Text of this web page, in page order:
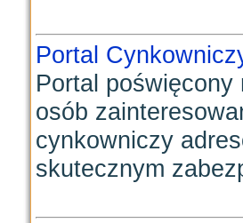
Portal
Portal
osób
cynkowniczy
skutecznym